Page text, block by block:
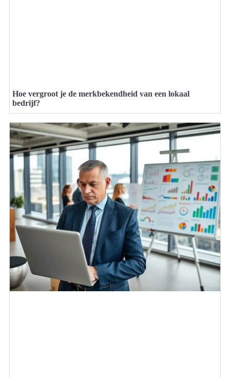
Hoe vergroot je de merkbekendheid van een lokaal
bedrijf?